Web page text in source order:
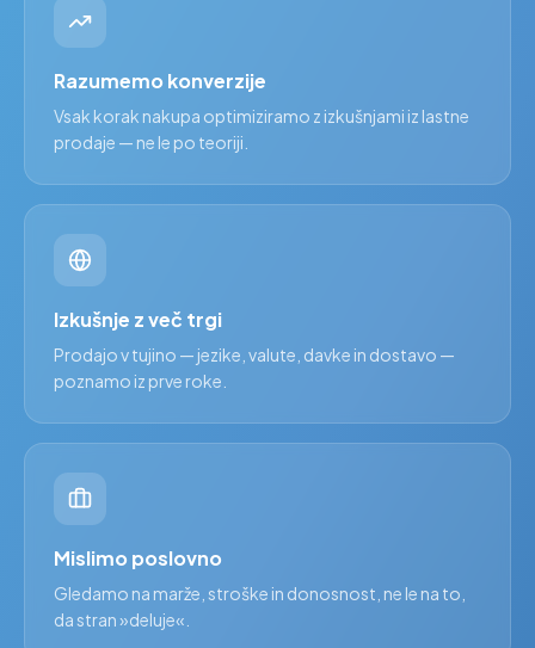
Razumemo konverzije
Vsak korak nakupa optimiziramo z izkušnjami iz lastne
prodaje — ne le po teoriji.
Izkušnje z več trgi
Prodajo v tujino — jezike, valute, davke in dostavo —
poznamo iz prve roke.
Mislimo poslovno
Gledamo na marže, stroške in donosnost, ne le na to,
da stran »deluje«.